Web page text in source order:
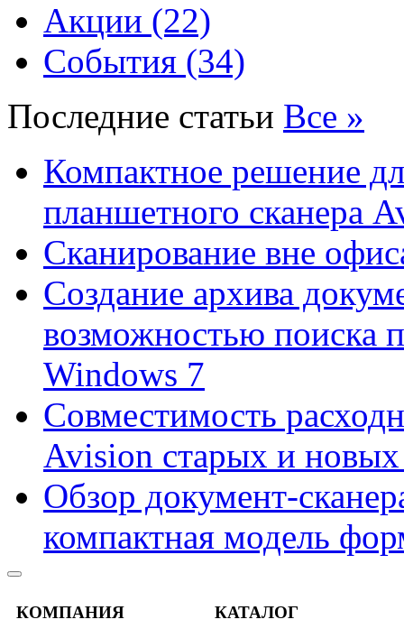
Акции (22)
События (34)
Последние статьи Все »
Компактное решение
планшетного сканера
Сканирование вне
Создание архива
возможностью поиска
Windows 7
Совместимость
Avision старых и новых
Обзор документ-
компактная модель
КОМПАНИЯ КАТАЛОГ